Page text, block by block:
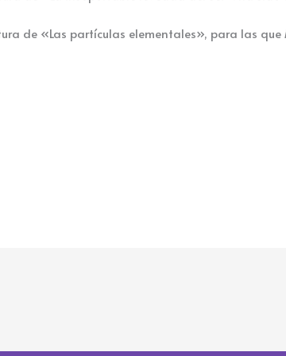
de «Las partículas elementales», para las